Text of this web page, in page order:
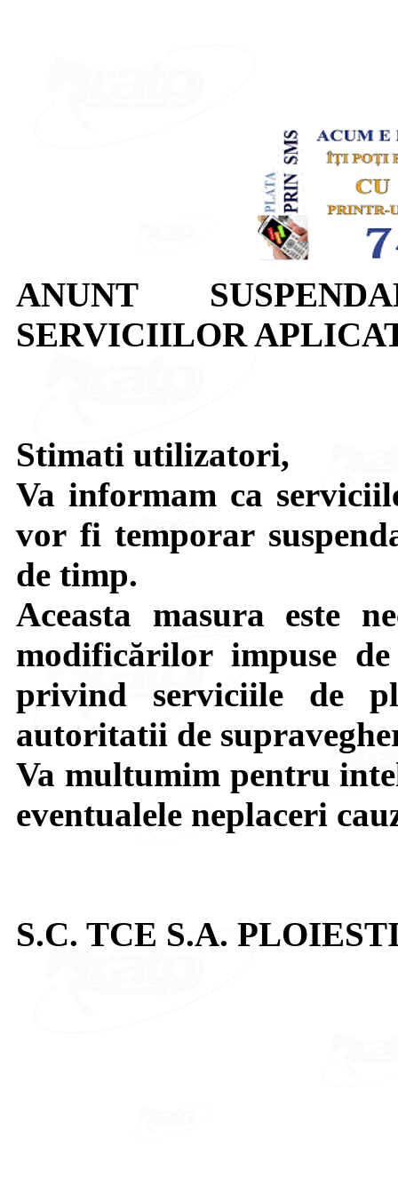
ANUNT
SERVICIILOR
Stimati utilizatori,
Va informam ca
vor fi temporar
de timp.
Aceasta masura este
modificărilor impuse
privind serviciile de
autoritatii de
Va multumim pentru
eventualele neplaceri
S.C. TCE S.A.